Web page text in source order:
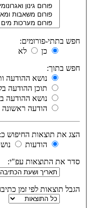
חפש בתתי-פורומים:
כן
לא
חפש בתוך:
נושא ההודעה
תוכן ההודעה
נושא ההודעה
הודעה
הצג את תוצאות החיפוש כ:
הודעות
סדר את התוצאות עפ"י:
הגבל תוצאות לפי זמן